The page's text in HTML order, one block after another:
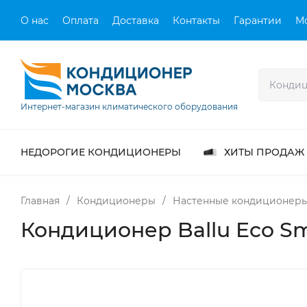
О нас Оплата Доставка Контакты Гарантии
Интернет-магазин климатического оборудования
НЕДОРОГИЕ КОНДИЦИОНЕРЫ ХИТЫ ПРОДАЖ
Главная / Кондиционеры / Настенные
Кондиционер Ballu Eco